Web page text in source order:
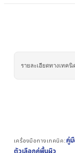
รายละเอียดทางเทคนิ
เครื่องมือทางเทคนิค:คู่